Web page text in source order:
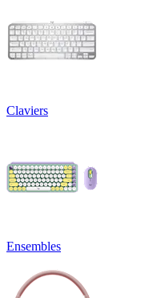
Claviers
Ensembles